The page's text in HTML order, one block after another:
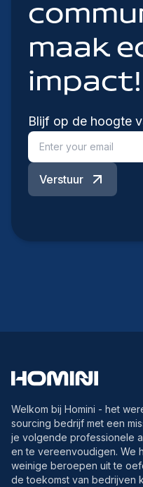
maak
impact!
Blijf op de hoogte
Verstuur
Welkom bij Homini - het
sourcing bedrijf met een
je volgende professionele
en te vereenvoudigen. We
weinige beroepen uit te
de toekomst van bedrijven